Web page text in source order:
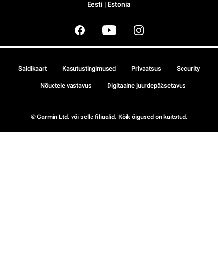
Eesti | Estonia
© Garmin Ltd. või selle filiaalid. Kõik õigused on kaitstud.
Saidikaart Kasutustingimused Privaatsus Security
Nõuetele vastavus Digitaalne juurdepääsetavus